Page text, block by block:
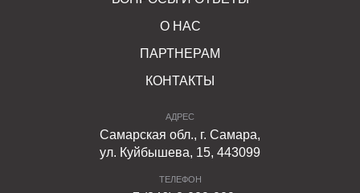
О НАС
ПАРТНЕРАМ
КОНТАКТЫ
АДРЕС
Самарская обл., г. Самара,
ул. Куйбышева, 15, 443099
ТЕЛЕФОН